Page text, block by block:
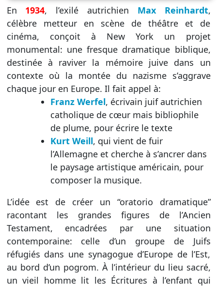
En 1934, l’exilé autrichien Max Reinhardt,
célèbre metteur en scène de théâtre et de
cinéma, conçoit à New York un projet
monumental: une fresque dramatique biblique,
destinée à raviver la mémoire juive dans un
contexte où la montée du nazisme s’aggrave
chaque jour en Europe. Il fait appel à:
Franz Werfel, écrivain juif autrichien
catholique de cœur mais bibliophile
de plume, pour écrire le texte
Kurt Weill, qui vient de fuir
l’Allemagne et cherche à s’ancrer dans
le paysage artistique américain, pour
composer la musique.
L’idée est de créer un “oratorio dramatique”
racontant les grandes figures de l’Ancien
Testament, encadrées par une situation
contemporaine: celle d’un groupe de Juifs
réfugiés dans une synagogue d’Europe de l’Est,
au bord d’un pogrom. À l’intérieur du lieu sacré,
un vieil homme lit les Écritures à l’enfant qui